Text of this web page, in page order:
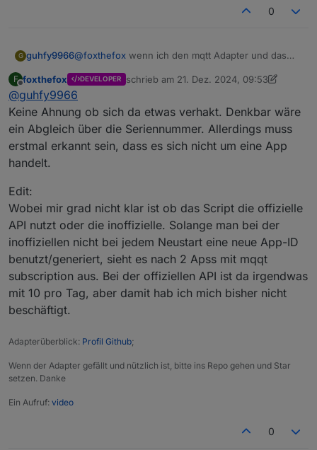
0
G guhfy9966@foxthefox wenn ich den mqtt Adapter und das
Api?
F
Offline
foxthefox DEVELOPER schrieb am 21. Dez. 2024, 09:53
zuletzt editiert von foxthefox
@guhfy9966
Keine Ahnung ob sich da etwas verhakt. Denkbar wäre
ein Abgleich über die Seriennummer. Allerdings muss
erstmal erkannt sein, dass es sich nicht um eine App
handelt.
Edit:
Wobei mir grad nicht klar ist ob das Script die offizielle
API nutzt oder die inoffizielle. Solange man bei der
inoffiziellen nicht bei jedem Neustart eine neue App-ID
benutzt/generiert, sieht es nach 2 Apss mit mqqt
subscription aus. Bei der offiziellen API ist da irgendwas
mit 10 pro Tag, aber damit hab ich mich bisher nicht
beschäftigt.
Adapterüberblick: Profil Github;
Wenn der Adapter gefällt und nützlich ist, bitte ins Repo gehen und Star
setzen. Danke
Ein Aufruf: video
0